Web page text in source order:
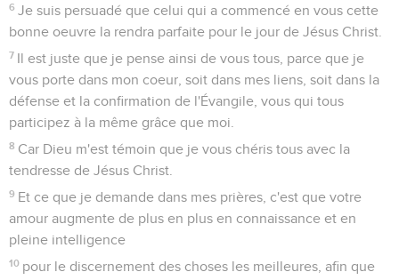
6 Je suis persuadé que celui qui a commencé en vous cette
bonne oeuvre la rendra parfaite pour le jour de Jésus Christ.
7 Il est juste que je pense ainsi de vous tous, parce que je
vous porte dans mon coeur, soit dans mes liens, soit dans la
défense et la confirmation de l'Évangile, vous qui tous
participez à la même grâce que moi.
8 Car Dieu m'est témoin que je vous chéris tous avec la
tendresse de Jésus Christ.
9 Et ce que je demande dans mes prières, c'est que votre
amour augmente de plus en plus en connaissance et en
pleine intelligence
10 pour le discernement des choses les meilleures, afin que